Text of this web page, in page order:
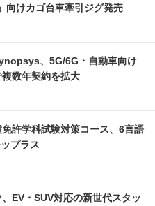
向けカゴ台車牽引ジグ発売
、5G/6G・自動車向け
数年契約を拡大
許学科試験対策コース、6言語
プラス
EV・SUV対応の新世代スタッ